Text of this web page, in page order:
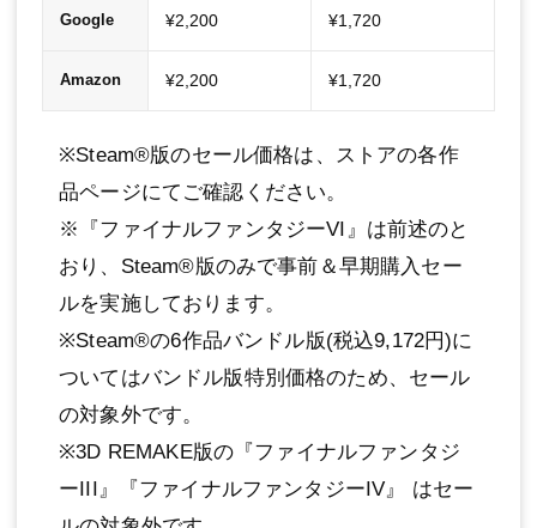
Google ¥2,200 ¥1,720
Amazon ¥2,200 ¥1,720
※Steam®版のセール価格は、ストアの各作
品ページにてご確認ください。
※『ファイナルファンタジーVI』は前述のと
おり、Steam®版のみで事前＆早期購入セー
ルを実施しております。
※Steam®の6作品バンドル版(税込9,172円)に
ついてはバンドル版特別価格のため、セール
の対象外です。
※3D REMAKE版の『ファイナルファンタジ
ーIII』『ファイナルファンタジーIV』 はセー